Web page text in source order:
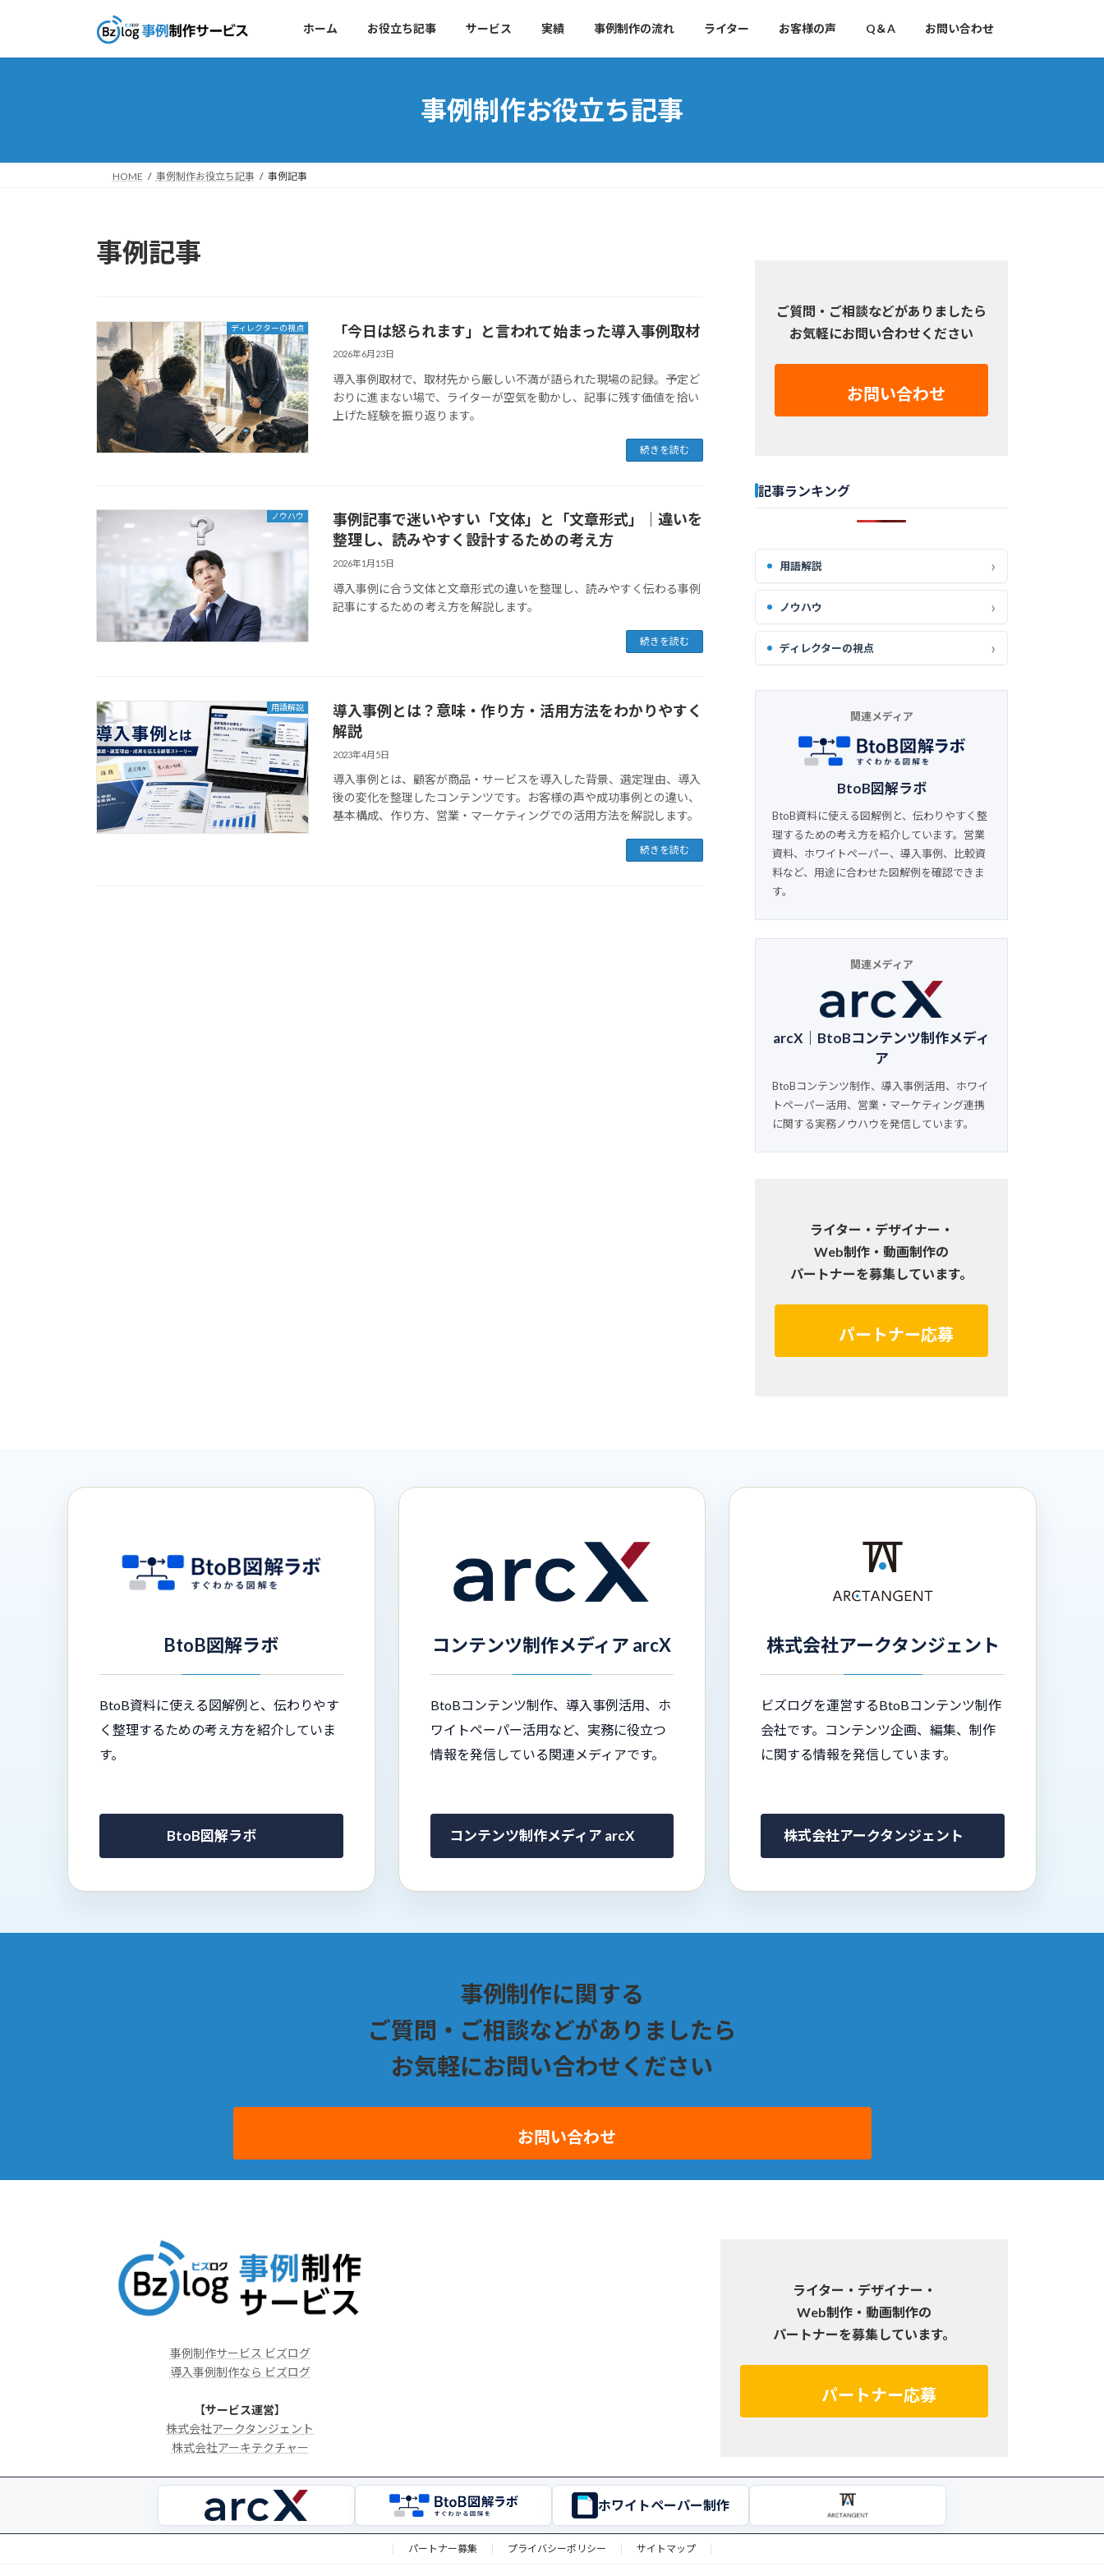
ッ
移
ホーム お役立ち記事 サービス 実績 事例制作の流れ ライター お客様の声 Q＆A お問い合わせ
事例制作お役立ち記事
HOME 事例制作お役立ち記事 事例記事
事例記事
ディレクターの視点 「今日は怒られます」と言われて始まった導入事例取材
2026年6月23日
導入事例取材で、取材先から厳しい不満が語られた現場の記録。予定ど
おりに進まない場で、ライターが空気を動かし、記事に残す価値を拾い
上げた経験を振り返ります。
続きを読む
ノウハウ
事例記事で迷いやすい「文体」と「文章形式」｜違いを
整理し、読みやすく設計するための考え方
2026年1月15日
導入事例に合う文体と文章形式の違いを整理し、読みやすく伝わる事例
記事にするための考え方を解説します。
続きを読む
用語解説
導入事例とは？意味・作り方・活用方法をわかりやすく
解説
2023年4月5日
導入事例とは、顧客が商品・サービスを導入した背景、選定理由、導入
後の変化を整理したコンテンツです。お客様の声や成功事例との違い、
基本構成、作り方、営業・マーケティングでの活用方法を解説します。
続きを読む
ご質問・ご相談などがありましたら
お気軽にお問い合わせください
お問い合わせ
記事ランキング
用語解説
ノウハウ
ディレクターの視点
関連メディア
BtoB図解ラボ
BtoB資料に使える図解例と、伝わりやすく整
理するための考え方を紹介しています。営業
資料、ホワイトペーパー、導入事例、比較資
料など、用途に合わせた図解例を確認できま
す。
関連メディア
arcX｜BtoBコンテンツ制作メディ
ア
BtoBコンテンツ制作、導入事例活用、ホワイ
トペーパー活用、営業・マーケティング連携
に関する実務ノウハウを発信しています。
ライター・デザイナー・
Web制作・動画制作の
パートナーを募集しています。
パートナー応募
BtoB図解ラボ
BtoB資料に使える図解例と、伝わりやす
く整理するための考え方を紹介していま
す。
BtoB図解ラボ
コンテンツ制作メディア arcX
BtoBコンテンツ制作、導入事例活用、ホ
ワイトペーパー活用など、実務に役立つ
情報を発信している関連メディアです。
コンテンツ制作メディア arcX
株式会社アークタンジェント
ビズログを運営するBtoBコンテンツ制作
会社です。コンテンツ企画、編集、制作
に関する情報を発信しています。
株式会社アークタンジェント
事例制作に関する
ご質問・ご相談などがありましたら
お気軽にお問い合わせください
お問い合わせ
パートナー募集 プライバシーポリシー サイトマップ
事例制作サービス ビズログ
導入事例制作なら ビズログ
【サービス運営】
株式会社アークタンジェント
株式会社アーキテクチャー
ライター・デザイナー・
Web制作・動画制作の
パートナーを募集しています。
パートナー応募
ホワイトペーパー制作